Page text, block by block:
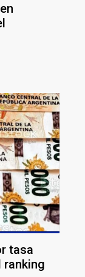
tasa
ranking